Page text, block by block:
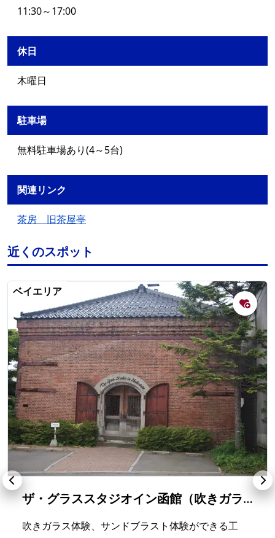
11:30～17:00
休日
木曜日
駐車場
無料駐車場あり(4～5台)
関連リンク
茶房 旧茶屋亭
近くのスポット
ベイエリア
ザ・グラススタジオイン函館（吹きガラス体験）
吹きガラス体験、サンドブラスト体験ができる工